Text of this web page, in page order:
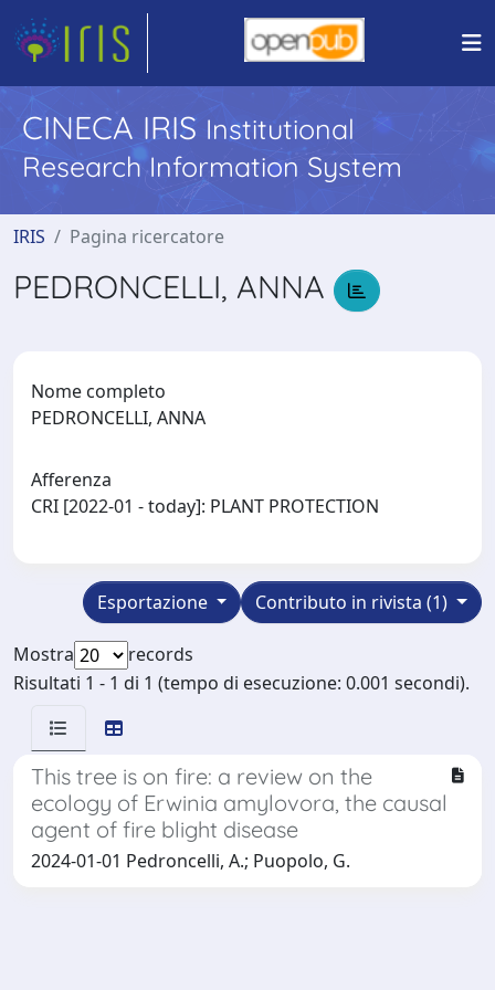
CINECA IRIS Institutional
Research Information System
IRIS Pagina ricercatore
PEDRONCELLI, ANNA
Nome completo
PEDRONCELLI, ANNA
Afferenza
CRI [2022-01 - today]: PLANT PROTECTION
Contributo in rivista (1)
Esportazione
Mostra
records
Risultati 1 - 1 di 1 (tempo di esecuzione: 0.001 secondi).
This tree is on fire: a review on the
ecology of Erwinia amylovora, the causal
agent of fire blight disease
2024-01-01 Pedroncelli, A.; Puopolo, G.